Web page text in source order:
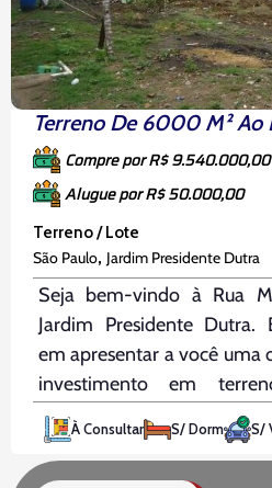
Compre por R$ 9.540.000,00
Alugue por R$ 50.000,00
Terreno / Lote
São Paulo, Jardim Presidente Dutra
Seja bem-vindo à Rua
Jardim Presidente Dutra.
em apresentar a você uma
investimento em
localizados, oferecendo
para empreendedores
Principais: Projetos
À Consultar S/ Dorm S/